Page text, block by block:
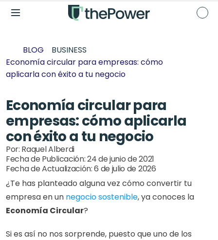
BLOG
BUSINESS
Economía circular para empresas: cómo
aplicarla con éxito a tu negocio
Economía circular para
empresas: cómo aplicarla
con éxito a tu negocio
Por: Raquel Alberdi
Fecha de Publicación: 24 de junio de 2021
Fecha de Actualización: 6 de julio de 2026
¿Te has planteado alguna vez cómo convertir tu
empresa en un negocio sostenible
Economía Circular?
Si es así no nos sorprende, puesto que uno de los